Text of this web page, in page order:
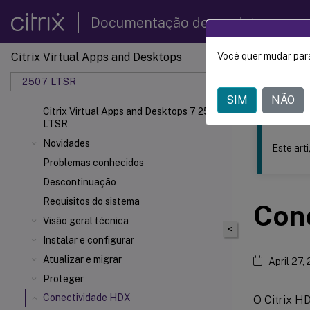
Documentação de produtos
Citrix Virtual Apps and Desktops
2507 LTSR
Citrix Virtual Apps and Desktops 7 2507
LTSR
Novidades
Problemas conhecidos
Descontinuação
Requisitos do sistema
Visão geral técnica
Instalar e configurar
Atualizar e migrar
Proteger
Conectividade HDX
Este
Citrix
<
Este
April 27,
O Citrix
Você quer mudar
SIM NÃO